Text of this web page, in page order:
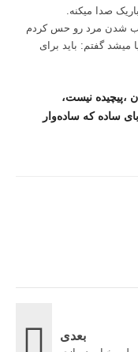
صدا میکنه.
شدن مرد رو حس کردم
گفتم: باید برای
،پیچیده نیست،
ساده که ساده‌وار
بعدی